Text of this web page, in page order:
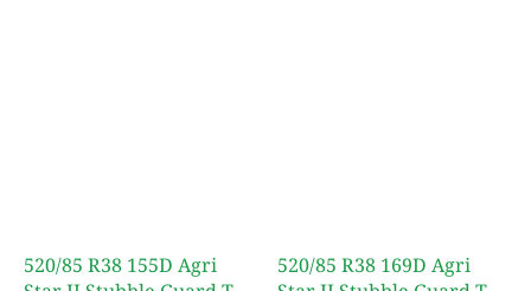
520/85 R38 155D Agri
520/85 R38 169D Agri